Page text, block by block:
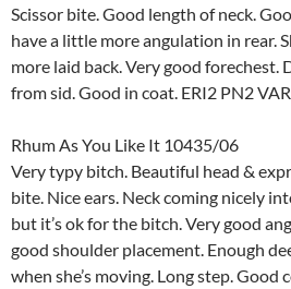
Scissor bite. Good length of neck.
have a little more angulation in rear.
more laid back. Very good forechest.
from sid. Good in coat. ERI2 PN2
Rhum As You Like It 10435/06
Very typy bitch. Beautiful head &
bite. Nice ears. Neck coming nicely
but it’s ok for the bitch. Very good
good shoulder placement. Enough
when she’s moving. Long step. Good